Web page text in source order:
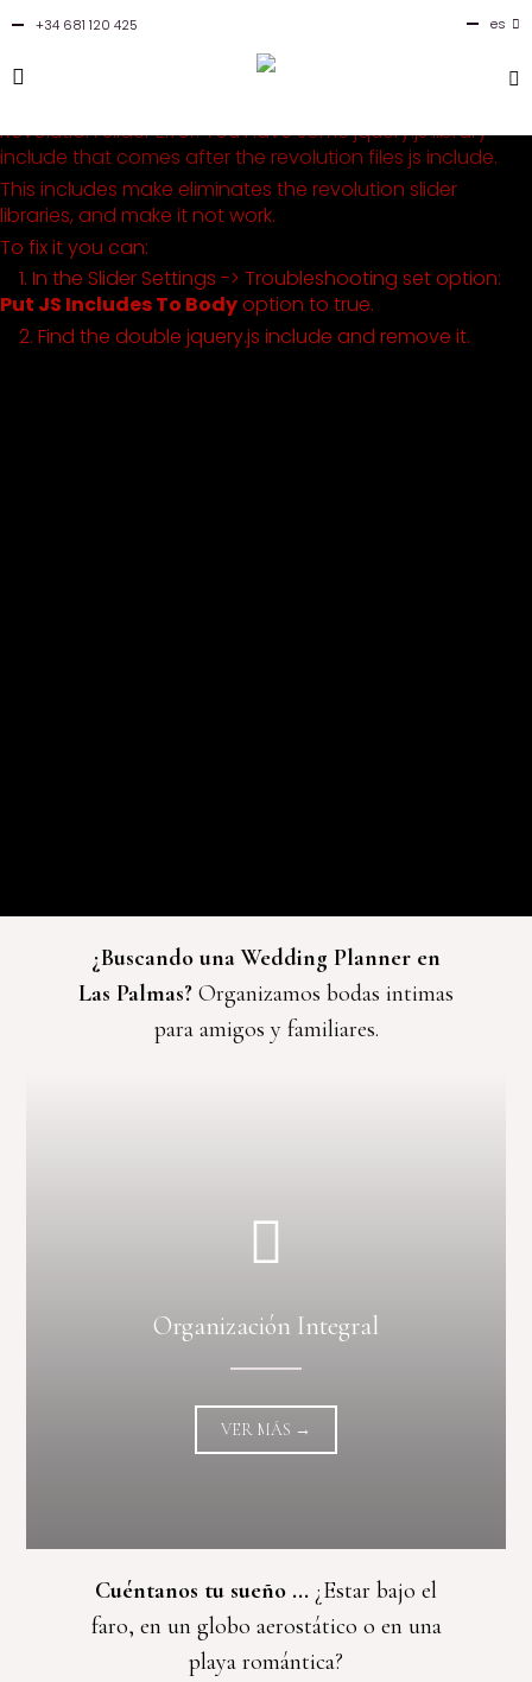
+34 681 120 425 es
Revolution Slider Error: You have some jquery.js library
include that comes after the revolution files js include.
This includes make eliminates the revolution slider
libraries, and make it not work.
To fix it you can:
1. In the Slider Settings -> Troubleshooting set option:
Put JS Includes To Body option to true.
2. Find the double jquery.js include and remove it.
¿Buscando una Wedding Planner en
Las Palmas? Organizamos bodas intimas
para amigos y familiares.
Organización Integral
VER MÁS →
Cuéntanos tu sueño ... ¿Estar bajo el
faro, en un globo aerostático o en una
playa romántica?